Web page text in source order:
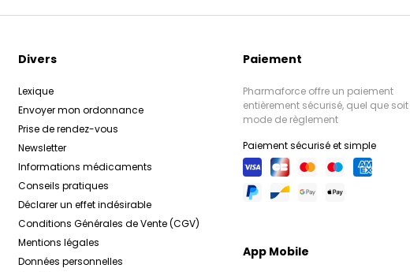
Divers
Lexique
Envoyer mon ordonnance
Prise de rendez-vous
Newsletter
Informations médicaments
Conseils pratiques
Déclarer un effet indésirable
Conditions Générales de Vente (CGV)
Mentions légales
Données personnelles
Paiement
Pharmaforce offre un paiement
entièrement sécurisé, quel que soit
mode de règlement
Paiement sécurisé et simple
App Mobile